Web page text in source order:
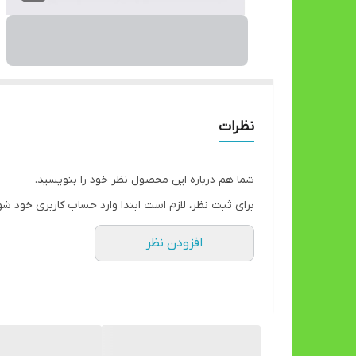
نظرات
شما هم درباره این محصول نظر خود را بنویسید.
برای ثبت نظر، لازم است ابتدا وارد حساب کاربری خود
افزودن نظر